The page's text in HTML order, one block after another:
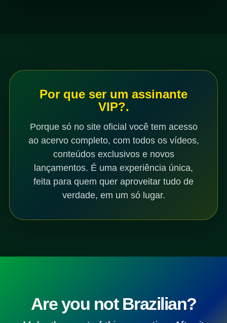
Por que ser um assinante
VIP?.
Porque só no site oficial você tem acesso
ao acervo completo, com todos os vídeos,
conteúdos exclusivos e novos
lançamentos. É uma experiência única,
feita para quem quer aproveitar tudo de
verdade, em um só lugar.
Are you not Brazilian?